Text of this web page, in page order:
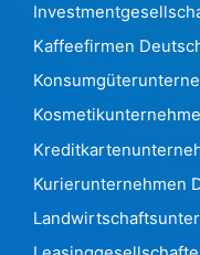
Jordanien
Kasachstan
Kenia5.275
Kiribati13
Kuwait 31.399
Laos28
Lettland
Libanon 12.201
Kaffeefirmen
Kurierunternehmen